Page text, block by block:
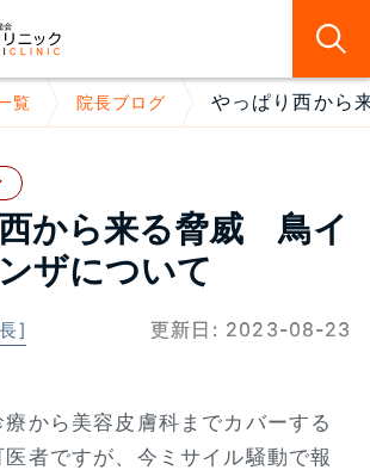
覧 院長ブログ やっぱり西から
から来る脅威 鳥イ
ザについて
] 更新日: 2023-08-23
から美容皮膚科までカバーする
者ですが、今ミサイル騒動で報